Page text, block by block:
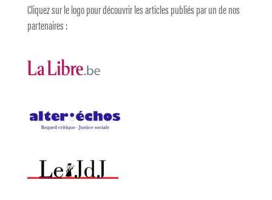
Cliquez sur le logo pour découvrir les articles publiés par un de nos
partenaires :